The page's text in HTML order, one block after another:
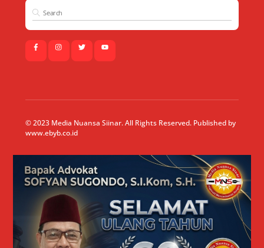
© 2023 Media Nuansa Siinar. All Rights Reserved. Published by
www.ebyb.co.id